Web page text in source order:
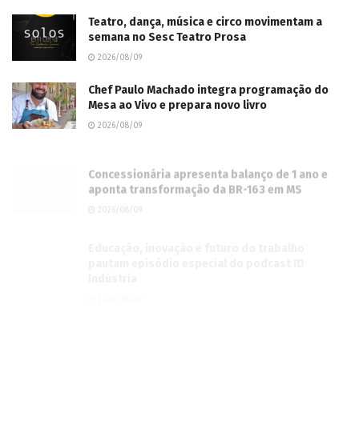
Teatro, dança, música e circo movimentam a
semana no Sesc Teatro Prosa
2026/08/09
Chef Paulo Machado integra programação do
Mesa ao Vivo e prepara novo livro
2026/08/09
aponta transformação da BR-163 em MS
2026/08/09